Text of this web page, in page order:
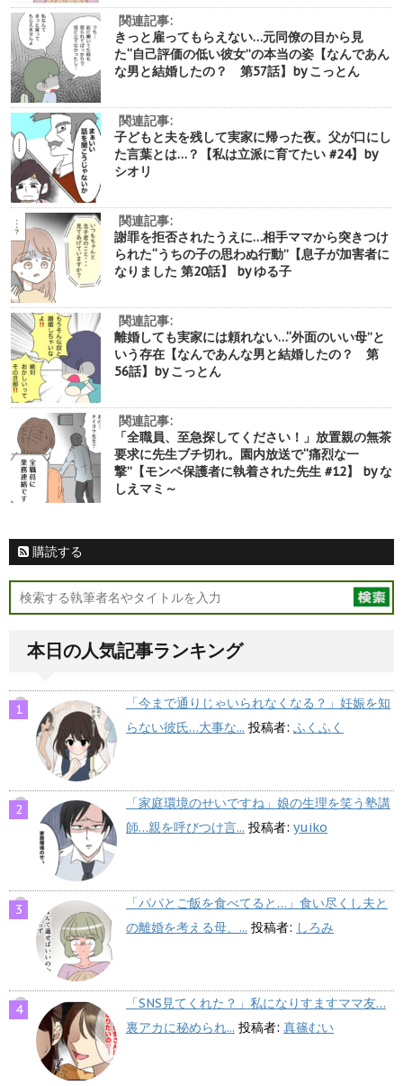
関連記事:
きっと雇ってもらえない…元同僚の目から見
た“自己評価の低い彼女”の本当の姿【なんであん
な男と結婚したの？ 第57話】by こっとん
関連記事:
子どもと夫を残して実家に帰った夜。父が口にし
た言葉とは…？【私は立派に育てたい #24】by
シオリ
関連記事:
謝罪を拒否されたうえに…相手ママから突きつけ
られた“うちの子の思わぬ行動”【息子が加害者に
なりました 第20話】 by ゆる子
関連記事:
離婚しても実家には頼れない…“外面のいい母”と
いう存在【なんであんな男と結婚したの？ 第
56話】by こっとん
関連記事:
「全職員、至急探してください！」放置親の無茶
要求に先生ブチ切れ。園内放送で“痛烈な一
撃”【モンペ保護者に執着された先生 #12】 by な
しえマミ～
購読する
本日の人気記事ランキング
「今まで通りじゃいられなくなる？」妊娠を知
らない彼氏…大事な... 投稿者: ふくふく
「家庭環境のせいですね」娘の生理を笑う塾講
師…親を呼びつけ言... 投稿者: yuiko
「パパとご飯を食べてると…」食い尽くし夫と
の離婚を考える母、... 投稿者: しろみ
「SNS見てくれた？」私になりすますママ友…
裏アカに秘められ... 投稿者: 真篠むい